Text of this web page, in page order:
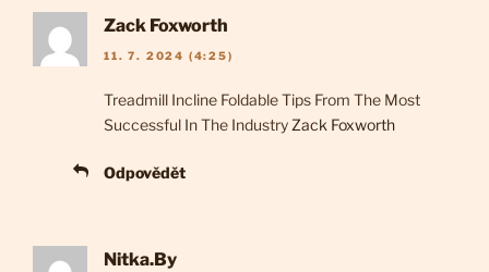
Zack Foxworth
11. 7. 2024 (4:25)
Treadmill Incline Foldable Tips From The Most
Successful In The Industry Zack Foxworth
Odpovědět
Nitka.By